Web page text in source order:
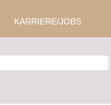
KARRIERE/JOBS